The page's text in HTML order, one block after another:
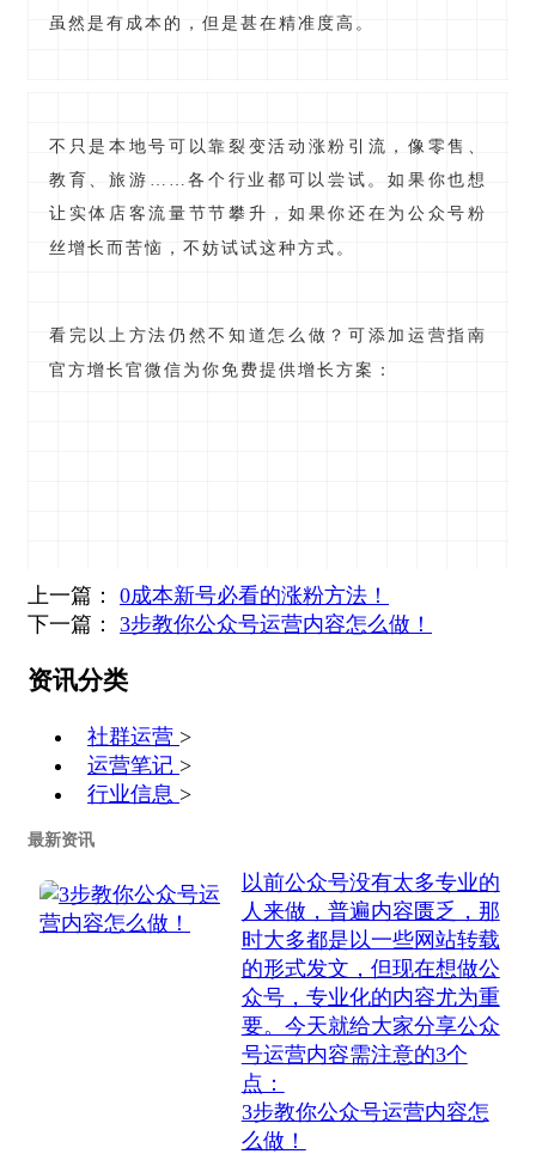
虽然是有成本的，但是甚在精准度高。
不只是本地号可以靠裂变活动涨粉引流，像零售、
教育、旅游……各个行业都可以尝试。如果你也想
让实体店客流量节节攀升，如果你还在为公众号粉
丝增长而苦恼，不妨试试这种方式。
看完以上方法仍然不知道怎么做？可添加运营指南
官方增长官微信为你免费提供增长方案：
上一篇： 0成本新号必看的涨粉方法！
下一篇： 3步教你公众号运营内容怎么做！
资讯分类
社群运营 >
运营笔记 >
行业信息 >
最新资讯
​以前公众号没有太多专业的
人来做，普遍内容匮乏，那
时大多都是以一些网站转载
的形式发文，但现在想做公
众号，专业化的内容尤为重
要。今天就给大家分享公众
号运营内容需注意的3个
点：
3步教你公众号运营内容怎
么做！